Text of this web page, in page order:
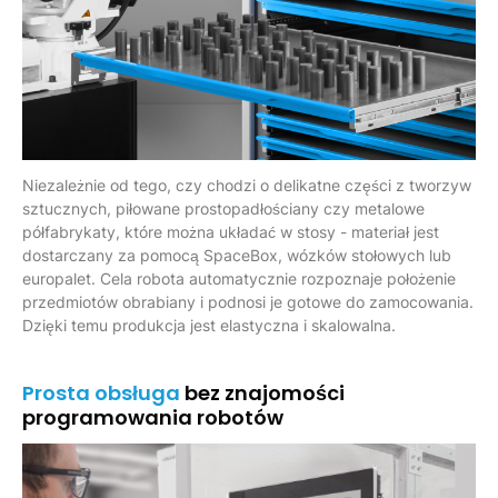
Niezależnie od tego, czy chodzi o delikatne części z tworzyw
sztucznych, piłowane prostopadłościany czy metalowe
półfabrykaty, które można układać w stosy - materiał jest
dostarczany za pomocą SpaceBox, wózków stołowych lub
europalet. Cela robota automatycznie rozpoznaje położenie
przedmiotów obrabiany i podnosi je gotowe do zamocowania.
Dzięki temu produkcja jest elastyczna i skalowalna.
Prosta obsługa bez znajomości
programowania robotów